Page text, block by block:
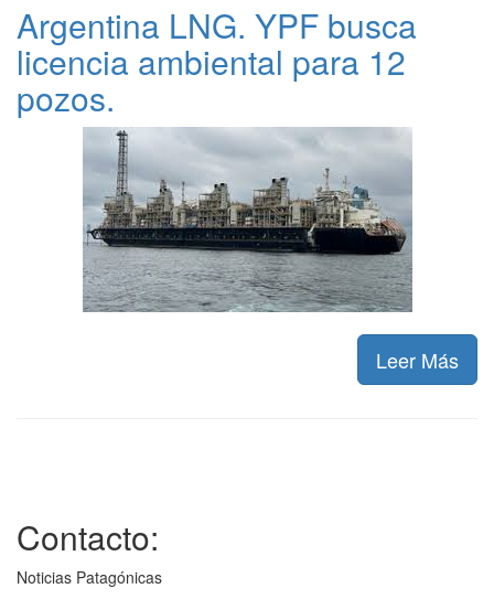
Argentina LNG. YPF busca
licencia ambiental para 12
pozos.
Leer Más
Contacto:
Noticias Patagónicas